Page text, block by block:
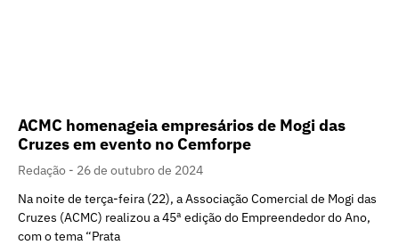
ACMC homenageia empresários de Mogi das
Cruzes em evento no Cemforpe
Redação
26 de outubro de 2024
Na noite de terça-feira (22), a Associação Comercial de Mogi das
Cruzes (ACMC) realizou a 45ª edição do Empreendedor do Ano,
com o tema “Prata